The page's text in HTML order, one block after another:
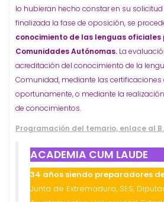
lo hubieran hecho constar en su
finalizada la fase de oposición, se
conocimiento de las lenguas oficiales
Comunidades Autónomas. La
acreditación del conocimiento de la
Comunidad, mediante las
oportunamente, o mediante la
de conocimientos.
Programación del temario, enlace al
ACADEMIA CUM LAUDE
34 años siendo preparadores
Junta de Extremadura, SES,